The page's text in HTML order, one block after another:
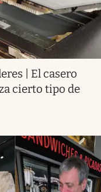
| El casero
cierto tipo de